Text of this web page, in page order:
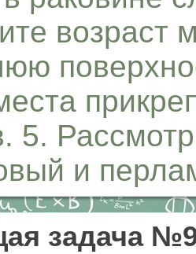
возраст
5.
и
задача